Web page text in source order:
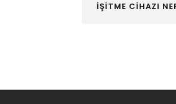
İŞİTME CİHAZI